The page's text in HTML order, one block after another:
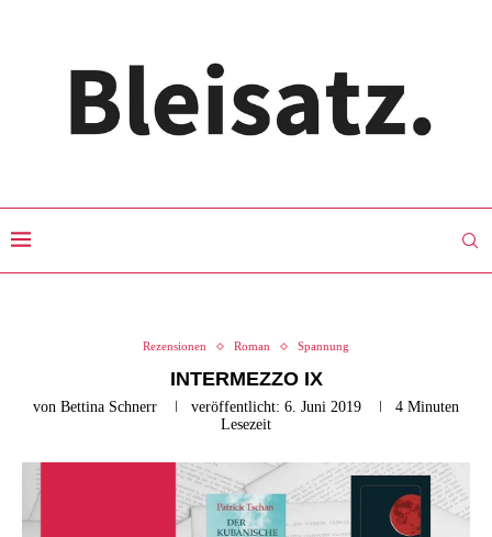
Rezensionen Roman Spannung
INTERMEZZO IX
von Bettina Schnerr veröffentlicht: 6. Juni 2019
4 Minuten
Lesezeit